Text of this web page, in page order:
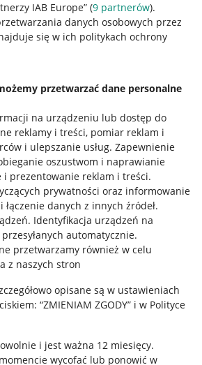
IAB Europe” (9 partnerów).
danych osobowych przez
się w ich politykach ochrony
przetwarzać dane personalne
na urządzeniu lub dostęp do
reklamy i treści, pomiar reklam i
i ulepszanie usług. Zapewnienie
oszustwom i naprawianie
i prezentowanie reklam i treści.
prywatności oraz informowanie
łączenie danych z innych źródeł.
. Identyfikacja urządzeń na
automatycznie.
przetwarzamy również w celu
z naszych stron
opisane są w ustawieniach
“ZMIENIAM ZGODY” i w Polityce
i jest ważna 12 miesięcy.
wycofać lub ponowić w
Cyfrowych